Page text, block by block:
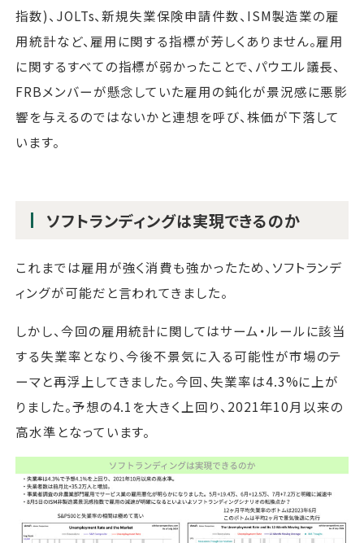
指数)、JOLTs、新規失業保険申請件数、ISM製造業の雇
用統計など、雇用に関する指標が芳しくありません。雇用
に関するすべての指標が弱かったことで、パウエル議長、
FRBメンバーが懸念していた雇用の鈍化が景況感に悪影
響を与えるのではないかと連想を呼び、株価が下落して
います。
ソフトランディングは実現できるのか
これまでは雇用が強く消費も強かったため、ソフトランデ
ィングが可能だと言われてきました。
しかし、今回の雇用統計に関してはサーム・ルールに該当
する失業率となり、今後不景気に入る可能性が市場のテ
ーマと再浮上してきました。今回、失業率は4.3%に上が
りました。予想の4.1を大きく上回り、2021年10月以来の
高水準となっています。